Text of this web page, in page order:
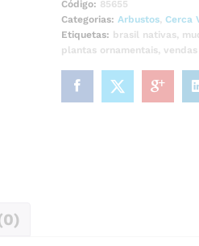
Código: 85655
Categorias: Arbustos, Cerca
Etiquetas: brasil nativas,
plantas ornamentais,